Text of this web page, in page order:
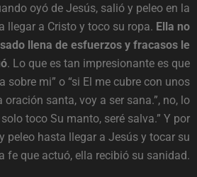
oyó de Jesús, salió y peleo en la
llegar a Cristo y toco su ropa. Ella no
llena de esfuerzos y fracasos le
. Lo que es tan impresionante es que
sobre mi” o “si El me cubre con unos
santa, voy a ser sana.”, no, lo
toco Su manto, seré salva.” Y por
peleo hasta llegar a Jesús y tocar su
fe que actuó, ella recibió su sanidad.